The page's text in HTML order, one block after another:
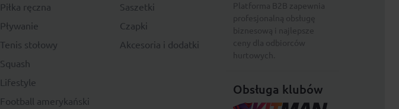
Piłka ręczna
Pływanie
Tenis stołowy
Squash
Lifestyle
Football amerykański
Saszetki
Czapki
Akcesoria i dodatki
Obsługa klubów